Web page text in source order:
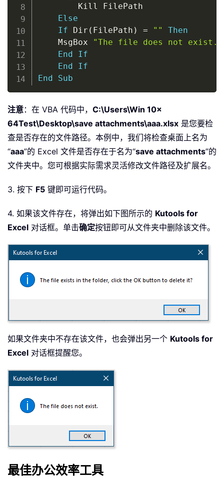
        Kill FilePath
Else
If Dir ( FilePath ) = ""
Then
    MsgBox
"The file does not exist."
End
If
End
If
End
Sub
注意：在 VBA 代码中， C:\Users\Win 10x
64Test\Desktop\save attachments\aaa.xlsx 是您要检
查是否存在的文件路径。本例中，我们将检查桌面上名为
“aaa”的 Excel 文件是否存在于名为“save attachments”的
文件夹中。您可根据实际需求灵活修改文件路径及扩展名。
3. 按下 F5 键即可运行代码。
4. 如果该文件存在，将弹出如下图所示的 Kutools for
Excel 对话框。单击确定按钮即可从文件夹中删除该文件。
如果文件夹中不存在该文件，也会弹出另一个 Kutools for
Excel 对话框提醒您。
最佳办公效率工具